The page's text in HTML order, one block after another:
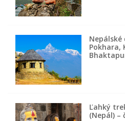
Nepálské
Pokhara,
Ľahký
(Nepál) –